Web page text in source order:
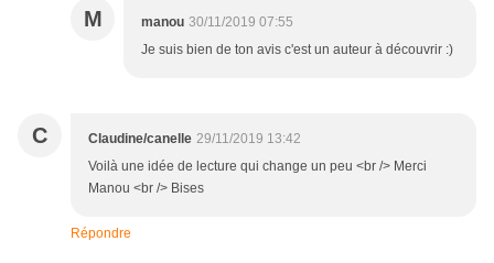
M manou 30/11/2019 07:55
Je suis bien de ton avis c'est un auteur à découvrir :)
C Claudine/canelle 29/11/2019 13:42
Voilà une idée de lecture qui change un peu <br /> Merci
Manou <br /> Bises
Répondre